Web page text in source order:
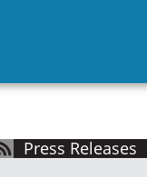
Press Releases